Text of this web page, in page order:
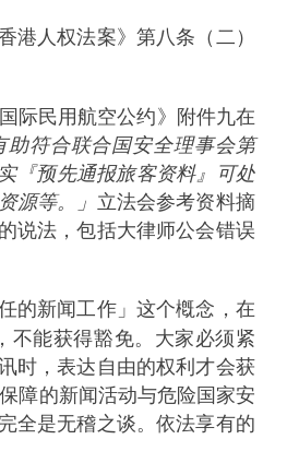
港人权法案》第八条（二）
际民用航空公约》附件九在
助符合联合国安全理事会第
『预先通报旅客资料』可处
源等。」 立法会参考资料摘
说法，包括大律师公会错误
的新闻工作」这个槪念，在
不能获得豁免。大家必须紧
时，表达自由的权利才会获
障的新闻活动与危险国家安
全是无稽之谈。依法享有的